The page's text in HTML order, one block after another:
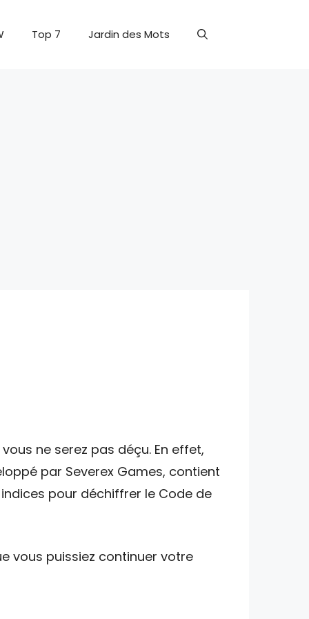
Top 7 Jardin des Mots
ne serez pas déçu. En effet,
par Severex Games, contient
pour déchiffrer le Code de
vous puissiez continuer votre